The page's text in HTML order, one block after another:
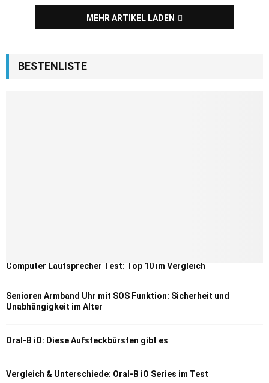
MEHR ARTIKEL LADEN
BESTENLISTE
Computer Lautsprecher Test: Top 10 im Vergleich
Senioren Armband Uhr mit SOS Funktion: Sicherheit und
Unabhängigkeit im Alter
Oral-B iO: Diese Aufsteckbürsten gibt es
Vergleich & Unterschiede: Oral-B iO Series im Test